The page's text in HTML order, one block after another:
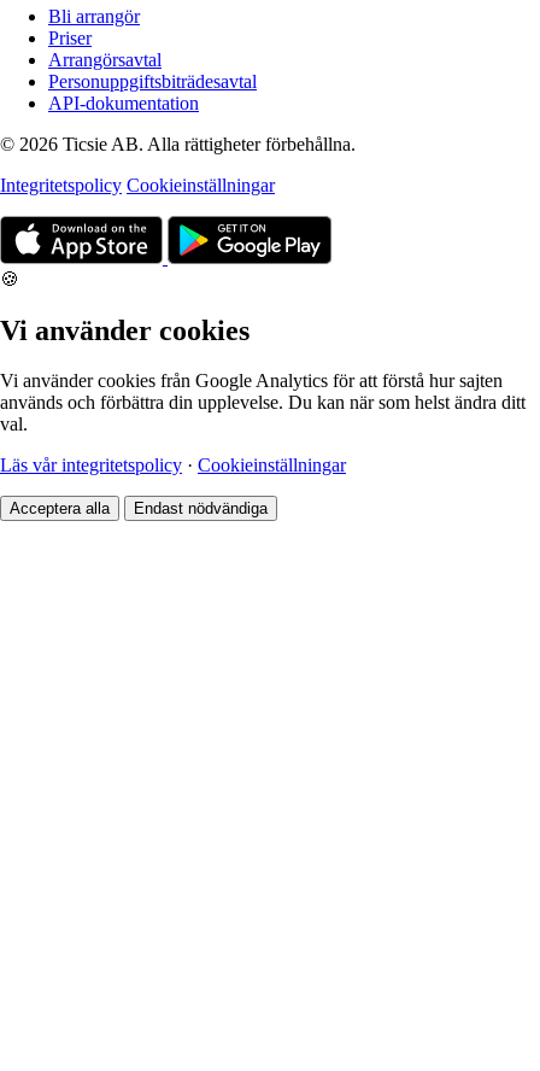
Bli arrangör
Priser
Arrangörsavtal
Personuppgiftsbiträdesavtal
API-dokumentation
© 2026 Ticsie AB. Alla rättigheter förbehållna.
Integritetspolicy Cookieinställningar
🍪
Vi använder cookies
Vi använder cookies från Google Analytics för att förstå hur sajten
används och förbättra din upplevelse. Du kan när som helst ändra ditt
val.
Läs vår integritetspolicy · Cookieinställningar
Acceptera alla Endast nödvändiga